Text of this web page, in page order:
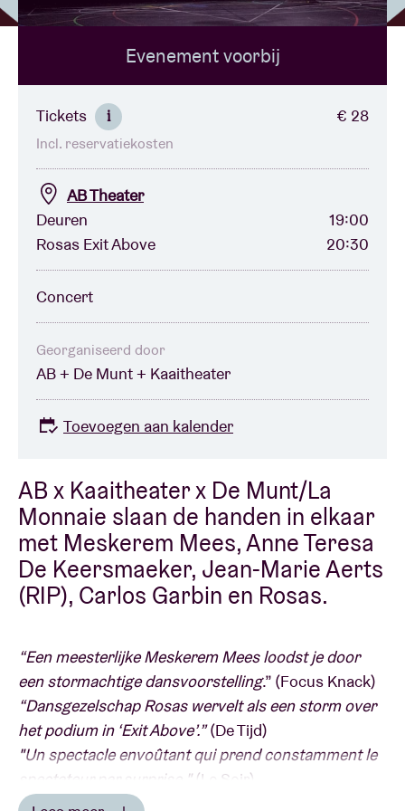
BRDCST
ABtv
Concertcheque
Over AB
Contact
AB x Kaaitheater x De Munt/La
Monnaie slaan de handen in elkaar
met Meskerem Mees, Anne Teresa
De Keersmaeker, Jean-Marie Aerts
(RIP), Carlos Garbin en Rosas.
“Een meesterlijke Meskerem Mees loodst je door
een stormachtige dansvoorstelling.” (Focus Knack)
“Dansgezelschap Rosas wervelt als een storm over
het podium in ‘Exit Above’.”(De Tijd)
"Un spectacle envoûtant qui prend constamment le
spectateur par surprise."(Le Soir)
Evenement voorbij
Tickets i € 28
Incl. reservatiekosten
AB Theater
Deuren
19:00
Rosas Exit Above
20:30
Concert
Georganiseerd door
AB + De Munt + Kaaitheater
Toevoegen aan kalender